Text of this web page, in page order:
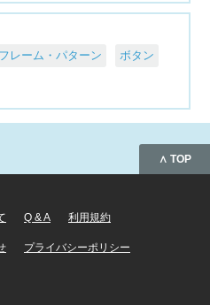
フレーム・パターン ボタン
∧ TOP
Q & A 利用規約
プライバシーポリシー